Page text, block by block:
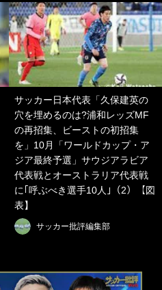
サッカー日本代表「久保建英の
穴を埋めるのは?浦和レッズMF
の再招集、ビーストの初招集
を」10月「ワールドカップ・ア
ジア最終予選」サウジアラビア
代表戦とオーストラリア代表戦
に｢呼ぶべき選手10人｣（2）【図
表】
サッカー批評編集部